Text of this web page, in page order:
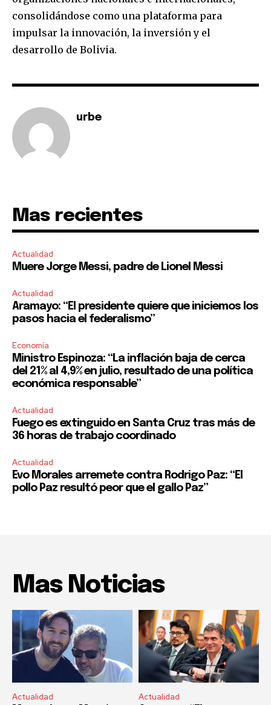
consolidándose como una plataforma para
impulsar la innovación, la inversión y el
desarrollo de Bolivia.
urbe
Mas recientes
Actualidad
Muere Jorge Messi, padre de Lionel Messi
Actualidad
Aramayo: “El presidente quiere que iniciemos los
pasos hacia el federalismo”
Economía
Ministro Espinoza: “La inflación baja de cerca
del 21% al 4,9% en julio, resultado de una política
económica responsable”
Actualidad
Fuego es extinguido en Santa Cruz tras más de
36 horas de trabajo coordinado
Actualidad
Evo Morales arremete contra Rodrigo Paz: “El
pollo Paz resultó peor que el gallo Paz”
Mas Noticias
Actualidad Actualidad